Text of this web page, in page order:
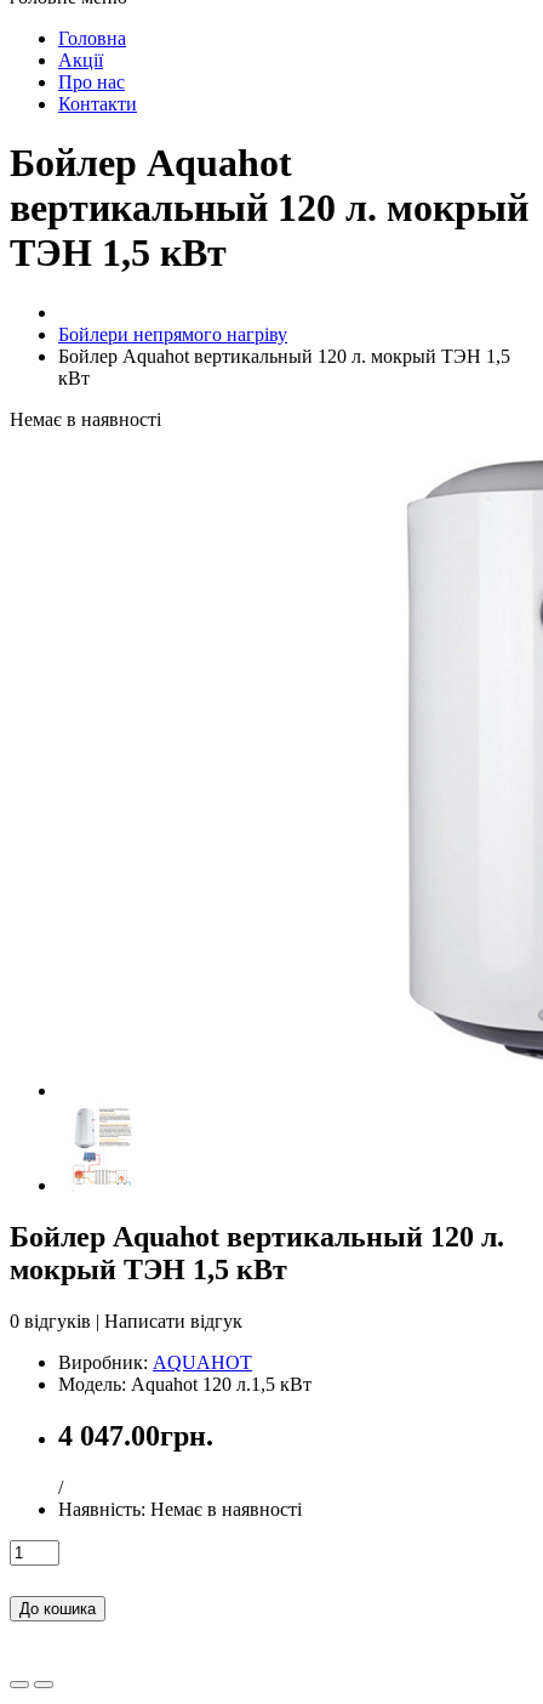
Головна
Акції
Про нас
Контакти
Бойлер Aquahot
вертикальный 120 л. мокрый
ТЭН 1,5 кВт
Бойлери непрямого нагріву
Бойлер Aquahot вертикальный 120 л. мокрый ТЭН 1,5
кВт
Немає в наявності
Бойлер Aquahot вертикальный 120 л.
мокрый ТЭН 1,5 кВт
0 відгуків | Написати відгук
Виробник: AQUAHOT
Модель: Aquahot 120 л.1,5 кВт
4 047.00грн.
/
Наявність: Немає в наявності
До кошика